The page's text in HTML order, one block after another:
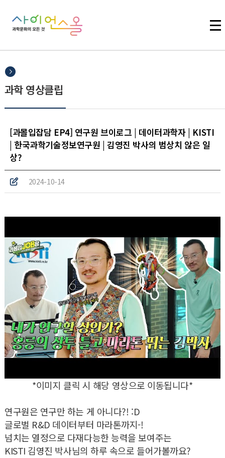
과학 영상클립
[과몰입잡담 EP4] 연구원 브이로그 | 데이터과학자 | KISTI
| 한국과학기술정보연구원 | 김영진 박사의 범상치 않은 일
상?
2024-10-14
*이미지 클릭 시 해당 영상으로 이동됩니다*
연구원은 연구만 하는 게 아니다?! :D
글로벌 R&D 데이터부터 마라톤까지-!
넘치는 열정으로 다재다능한 능력을 보여주는
KISTI 김영진 박사님의 하루 속으로 들어가볼까요?